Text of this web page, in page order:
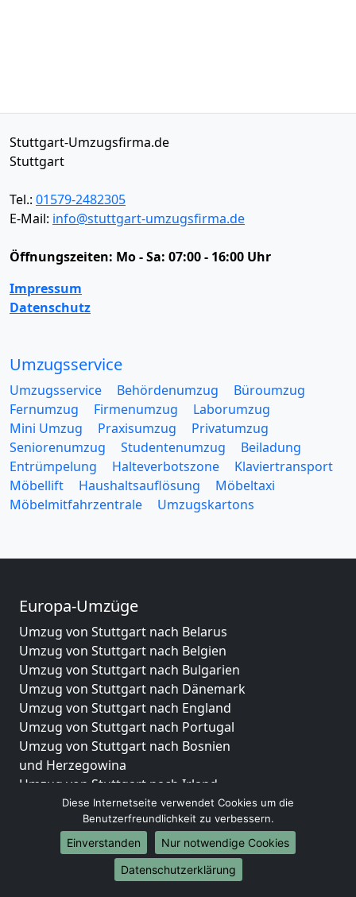
Stuttgart-Umzugsfirma.de
Stuttgart
Tel.: 01579-2482305
E-Mail: info@stuttgart-umzugsfirma.de
Öffnungszeiten: Mo - Sa: 07:00 - 16:00 Uhr
Impressum
Datenschutz
Umzugsservice
Umzugsservice Behördenumzug
Büroumzug
Fernumzug
Firmenumzug
Laborumzug
Mini Umzug
Praxisumzug
Privatumzug
Seniorenumzug
Studentenumzug
Beiladung
Entrümpelung
Halteverbotszone
Klaviertransport
Möbellift
Haushaltsauflösung
Möbeltaxi
Möbelmitfahrzentrale
Umzugskartons
Europa-Umzüge
Umzug von Stuttgart nach Belarus
Umzug von Stuttgart nach Belgien
Umzug von Stuttgart nach Bulgarien
Umzug von Stuttgart nach Dänemark
Umzug von Stuttgart nach England
Umzug von Stuttgart nach Portugal
Umzug von Stuttgart nach Bosnien
und Herzegowina
Umzug von Stuttgart nach Irland
Umzug von Stuttgart nach Lettland
Umzug von Stuttgart nach Zypern
Umzug von Stuttgart nach Kroatien
Umzug von Stuttgart nach Estland
Umzug von Stuttgart nach Finnland
Diese Internetseite verwendet Cookies um die
Benutzerfreundlichkeit zu verbessern.
Einverstanden
Nur notwendige Cookies
Datenschutzerklärung